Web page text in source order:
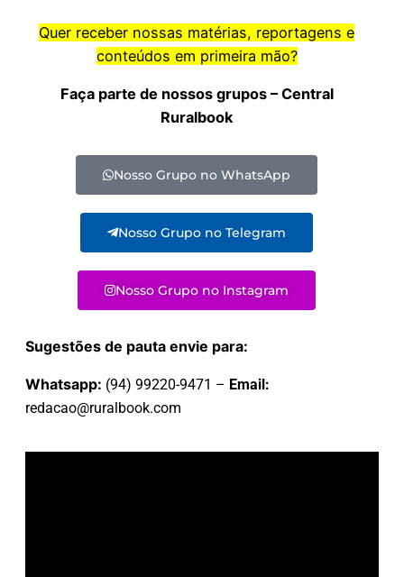
Quer receber nossas matérias, reportagens e
conteúdos em primeira mão?
Faça parte de nossos grupos – Central
Ruralbook
Nosso Grupo no WhatsApp
Nosso Grupo no Telegram
Nosso Grupo no Instagram
Sugestões de pauta envie para:
Whatsapp: (94) 99220-9471 – Email:
redacao@ruralbook.com